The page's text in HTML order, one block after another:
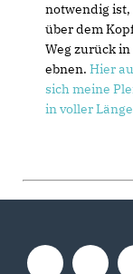
notwendig ist,
über dem
Weg zurück
ebnen. Hier
sich meine
in voller